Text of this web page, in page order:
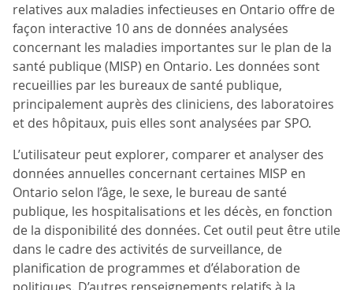
relatives aux maladies infectieuses en Ontario offre de
façon interactive 10 ans de données analysées
concernant les maladies importantes sur le plan de la
santé publique (MISP) en Ontario. Les données sont
recueillies par les bureaux de santé publique,
principalement auprès des cliniciens, des laboratoires
et des hôpitaux, puis elles sont analysées par SPO.
L’utilisateur peut explorer, comparer et analyser des
données annuelles concernant certaines MISP en
Ontario selon l’âge, le sexe, le bureau de santé
publique, les hospitalisations et les décès, en fonction
de la disponibilité des données. Cet outil peut être utile
dans le cadre des activités de surveillance, de
planification de programmes et d’élaboration de